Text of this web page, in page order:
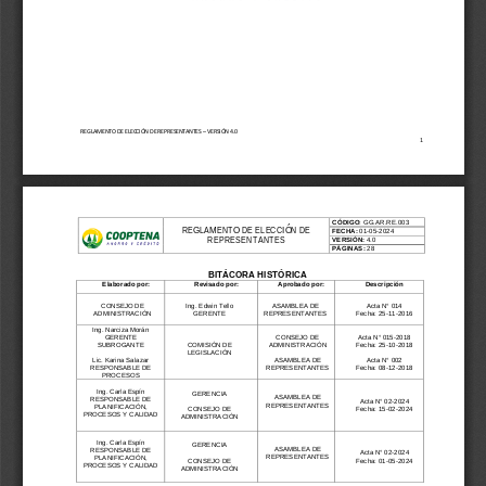
REGLAMENTO DE ELECCIÓN DE REPRESENTANTES – VERSIÓN 4.0
1
REGLAMENTO DE ELECCIÓN DE
REPRESENTANTES
CÓDIGO: GG.AR.RE.003
FECHA: 01-05-2024
VERSIÓN: 4.0
PÁGINAS: 28
BITÁCORA HISTÓRICA
Elaborado por: Revisado por: Aprobado por: Descripción
CONSEJO DE
ADMINISTRACIÓN
Ing. Edwin Tello
GERENTE
ASAMBLEA DE
REPRESENTANTES
Acta N° 014
Fecha: 25-11 -2016
Ing. Narciza Morán
GERENTE
SUBROGANTE
Lic. Karina Salazar
RESPONSABLE DE
PROCESOS
COMISIÓN DE
LEGISLACIÓN
CONSEJO DE
ADMINISTRACIÓN
ASAMBLEA DE
REPRESENTANTES
Acta N° 015 2018
Fecha: 25 10 2018
Acta N° 002
Fecha: 08-12-2018
Ing. Carla Espín
RESPONSABLE DE
PLANIFICACIÓN,
PROCESOS Y CALIDAD
GERENCIA
CONSEJO DE
ADMINISTRACIÓN
ASAMBLEA DE
REPRESENTANTES
Acta N° 02-2024
Fecha: 15-02-2024
Ing. Carla Espín
RESPONSABLE DE
PLANIFICACIÓN,
PROCESOS Y CALIDAD
GERENCIA
CONSEJO DE
ADMINISTRACIÓN
ASAMBLEA DE
REPRESENTANTES
Acta N° 02-2024
Fecha: 01 05 2024